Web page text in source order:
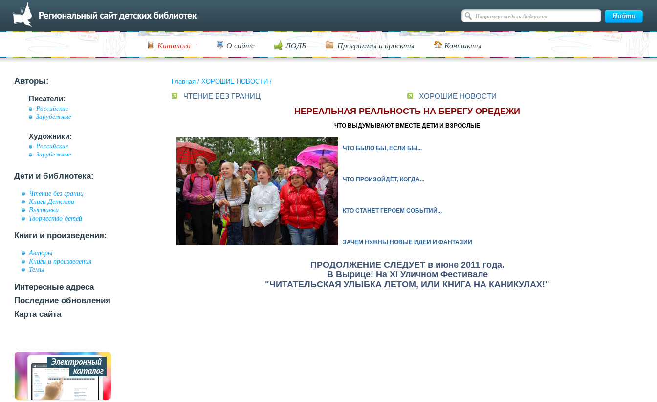
Каталоги О сайте ЛОДБ Программы и проекты Контакты
Авторы:
Писатели:
Российские
Зарубежные
Художники:
Российские
Зарубежные
Дети и библиотека:
Чтение без границ
Книги Детства
Выставки
Творчество детей
Книги и произведения:
Авторы
Книги и произведения
Темы
Интересные адреса
Последние обновления
Карта сайта
Главная / ХОРОШИЕ НОВОСТИ /
ЧТЕНИЕ БЕЗ ГРАНИЦ ХОРОШИЕ НОВОСТИ
НЕРЕАЛЬНАЯ РЕАЛЬНОСТЬ НА БЕРЕГУ ОРЕДЕЖИ
ЧТО ВЫДУМЫВАЮТ ВМЕСТЕ ДЕТИ И ВЗРОСЛЫЕ
ЧТО БЫЛО БЫ, ЕСЛИ БЫ...
ЧТО ПРОИЗОЙДЁТ, КОГДА...
КТО СТАНЕТ ГЕРОЕМ СОБЫТИЙ...
ЗАЧЕМ НУЖНЫ НОВЫЕ ИДЕИ И ФАНТАЗИИ
ПРОДОЛЖЕНИЕ СЛЕДУЕТ в июне 2011 года.
В Вырице! На XI Уличном Фестивале
"ЧИТАТЕЛЬСКАЯ УЛЫБКА ЛЕТОМ, ИЛИ КНИГА НА КАНИКУЛАХ!"